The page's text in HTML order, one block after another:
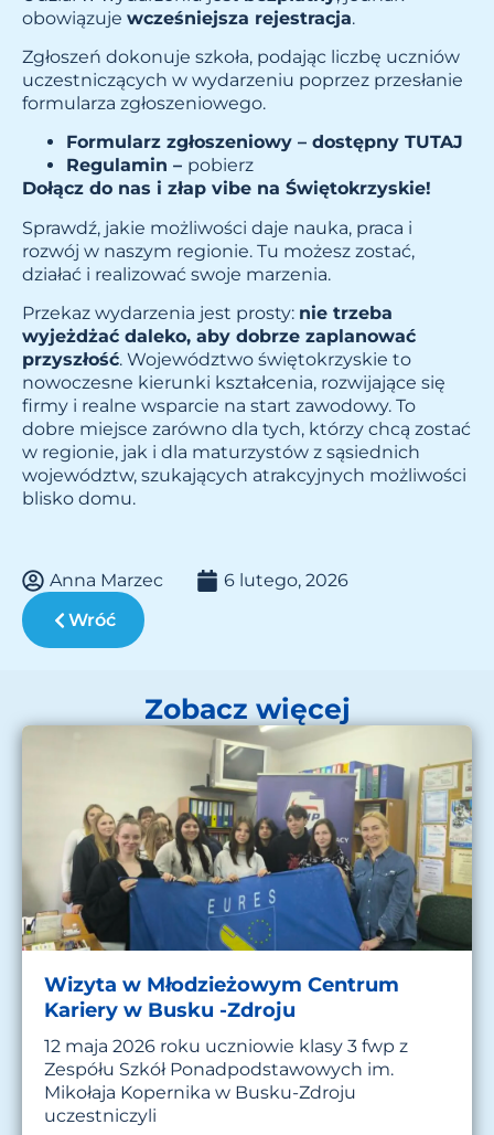
obowiązuje wcześniejsza rejestracja.
Zgłoszeń dokonuje szkoła, podając liczbę uczniów
uczestniczących w wydarzeniu poprzez przesłanie
formularza zgłoszeniowego.
Formularz zgłoszeniowy – dostępny TUTAJ
Regulamin – pobierz
Dołącz do nas i złap vibe na Świętokrzyskie!
Sprawdź, jakie możliwości daje nauka, praca i
rozwój w naszym regionie. Tu możesz zostać,
działać i realizować swoje marzenia.
Przekaz wydarzenia jest prosty: nie trzeba
wyjeżdżać daleko, aby dobrze zaplanować
przyszłość. Województwo świętokrzyskie to
nowoczesne kierunki kształcenia, rozwijające się
firmy i realne wsparcie na start zawodowy. To
dobre miejsce zarówno dla tych, którzy chcą zostać
w regionie, jak i dla maturzystów z sąsiednich
województw, szukających atrakcyjnych możliwości
blisko domu.
Anna Marzec
6 lutego, 2026
Wróć
Zobacz więcej
Wizyta w Młodzieżowym Centrum
Kariery w Busku -Zdroju
12 maja 2026 roku uczniowie klasy 3 fwp z
Zespółu Szkół Ponadpodstawowych im.
Mikołaja Kopernika w Busku-Zdroju
uczestniczyli